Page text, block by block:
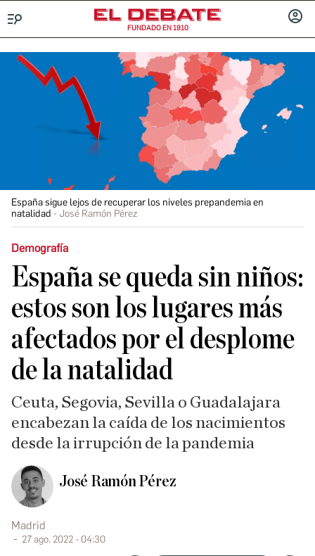
FUNDADO EN 1910
España sigue lejos de recuperar los niveles prepandemia en
natalidad
José Ramón Pérez
Demografía
España se queda sin niños:
estos son los lugares más
afectados por el desplome
de la natalidad
Ceuta, Segovia, Sevilla o Guadalajara
encabezan la caída de los nacimientos
desde la irrupción de la pandemia
José Ramón Pérez
Madrid
27 ago. 2022 - 04:30